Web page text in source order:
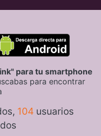
para tu smartphone
para encontrar
104 usuarios